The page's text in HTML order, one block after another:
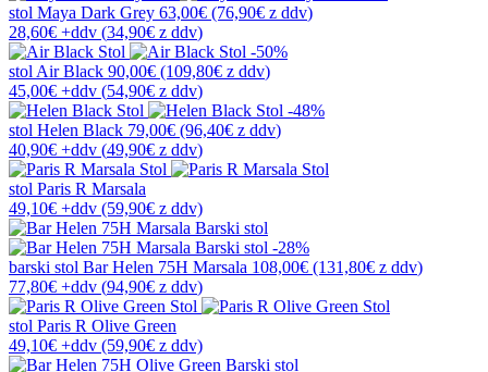
stol Maya Dark Grey 63,00€ (76,90€ z ddv)
28,60€ +ddv (34,90€ z ddv)
-50%
stol Air Black 90,00€ (109,80€ z ddv)
45,00€ +ddv (54,90€ z ddv)
-48%
stol Helen Black 79,00€ (96,40€ z ddv)
40,90€ +ddv (49,90€ z ddv)
stol Paris R Marsala
49,10€ +ddv (59,90€ z ddv)
-28%
barski stol Bar Helen 75H Marsala 108,00€ (131,80€ z ddv)
77,80€ +ddv (94,90€ z ddv)
stol Paris R Olive Green
49,10€ +ddv (59,90€ z ddv)